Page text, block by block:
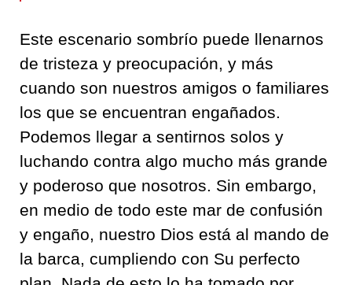
Este escenario sombrío puede llenarnos
de tristeza y preocupación, y más
cuando son nuestros amigos o familiares
los que se encuentran engañados.
Podemos llegar a sentirnos solos y
luchando contra algo mucho más grande
y poderoso que nosotros. Sin embargo,
en medio de todo este mar de confusión
y engaño, nuestro Dios está al mando de
la barca, cumpliendo con Su perfecto